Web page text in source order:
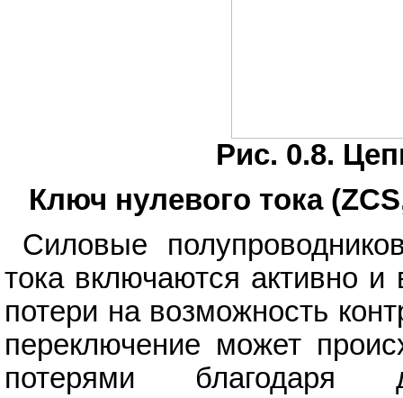
Рис. 0.8.
Ключ нулевого тока
Силовые
тока включаются активно
потери на возможность
переключение может
потерями благодаря